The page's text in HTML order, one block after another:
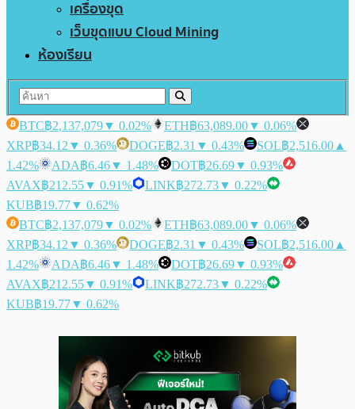
เครื่องขุด
เว็บขุดแบบ Cloud Mining
ห้องเรียน
BTC฿2,137,079▼ 0.02% ETH฿63,089.00▼ 0.06%
XRP฿34.12 ▼ 0.36% DOGE฿2.31 ▼ 0.43% SOL฿2,516.00 ▲
1.42%
ADA฿6.46▼ 1.48% DOT฿26.69▼ 0.93%
AVAX฿212.55▼ 0.91% LINK฿272.73▼ 0.22%
KUB฿19.77▼ 0.62%
BTC฿2,137,079▼ 0.02% ETH฿63,089.00▼ 0.06%
XRP฿34.12 ▼ 0.36% DOGE฿2.31 ▼ 0.43% SOL฿2,516.00 ▲
1.42%
ADA฿6.46▼ 1.48% DOT฿26.69▼ 0.93%
AVAX฿212.55▼ 0.91% LINK฿272.73▼ 0.22%
KUB฿19.77▼ 0.62%